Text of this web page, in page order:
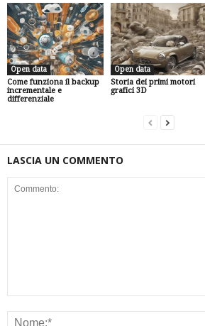
Open data
Come funziona il backup
incrementale e
differenziale
Open data
Storia dei primi motori
grafici 3D
LASCIA UN COMMENTO